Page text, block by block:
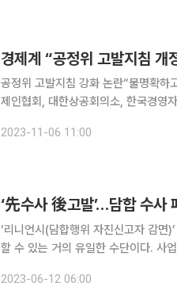
경제계 “공정위 고발지침
공정위 고발지침 강화 논란“불명확하고
제인협회, 대한상공회의소, 한국경영
위의 고발지침 행정예고안은 상위법
2023-11-06 11:00
‘先수사 後고발’…담합 수사
‘리니언시(담합행위 자진신고자 감면
할 수 있는 거의 유일한 수단이다. 사
대한(경성) 담합 사건과 관련해 검찰
2023-06-12 06:00